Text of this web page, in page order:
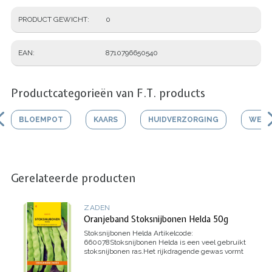
PRODUCT GEWICHT 0
EAN 8710796650540
Productcategorieën van F.T. products
BLOEMPOT KAARS HUIDVERZORGING
Gerelateerde producten
ZADEN
Oranjeband Stoksnijbonen Helda 50g
Stoksnijbonen Helda Artikelcode:
660078Stoksnijbonen Helda is een veel gebruikt
stoksnijbonen ras.Het rijkdragende gewas vormt